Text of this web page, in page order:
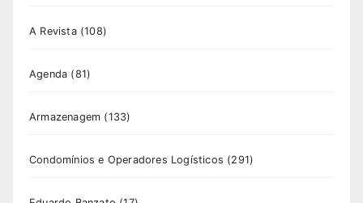
A Revista(108)
Agenda (81)
Armazenagem (133)
Condomínios e Operadores Logísticos (291)